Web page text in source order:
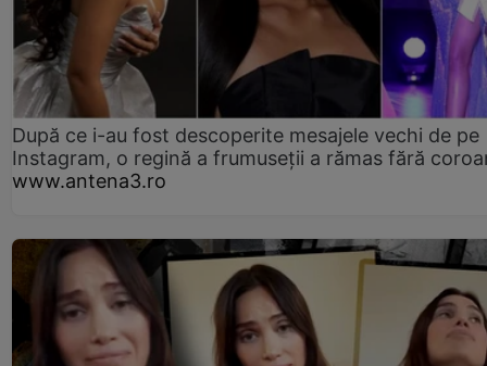
După ce i-au fost descoperite mesajele vechi de pe
Instagram, o regină a frumuseții a rămas fără
www.antena3.ro